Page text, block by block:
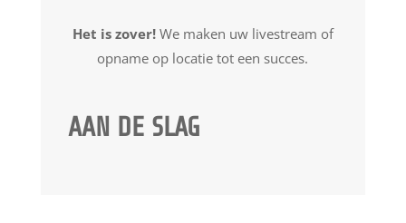
Het is zover!We maken uw livestream of
opname op locatie tot een succes.
AAN DE SLAG